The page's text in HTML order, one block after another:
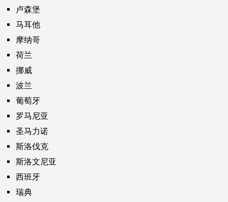
卢森堡
马耳他
摩纳哥
荷兰
挪威
波兰
葡萄牙
罗马尼亚
圣马力诺
斯洛伐克
斯洛文尼亚
西班牙
瑞典